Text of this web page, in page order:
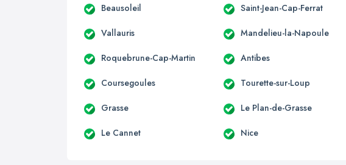
Beausoleil Saint-Jean-Cap-Ferrat
Vallauris Mandelieu-la-Napoule
Roquebrune-Cap-Martin Antibes
Coursegoules Tourette-sur-Loup
Grasse Le Plan-de-Grasse
Le Cannet Nice